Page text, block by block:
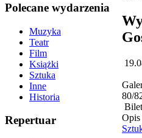
Polecane wydarzenia
Muzyka
Teatr
Film
Książki
Sztuka
Inne
Historia
Repertuar
80/
Opis